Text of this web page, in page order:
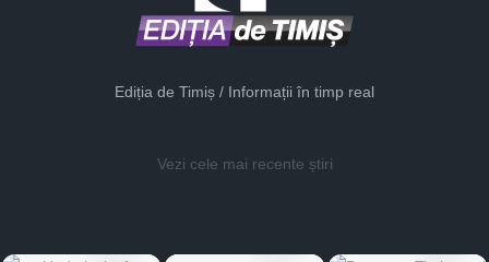
Ediția de Timiș / Informații în timp real
Vezi cele mai recente știri